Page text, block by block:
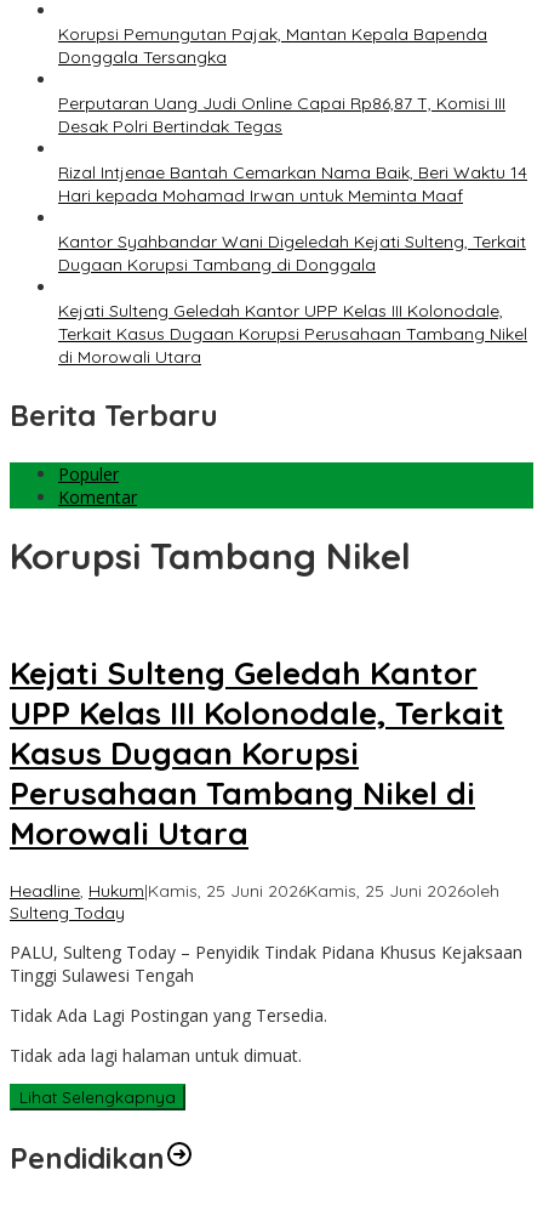
Korupsi Pemungutan Pajak, Mantan Kepala Bapenda
Donggala Tersangka
Perputaran Uang Judi Online Capai Rp86,87 T, Komisi III
Desak Polri Bertindak Tegas
Rizal Intjenae Bantah Cemarkan Nama Baik, Beri Waktu 14
Hari kepada Mohamad Irwan untuk Meminta Maaf
Kantor Syahbandar Wani Digeledah Kejati Sulteng, Terkait
Dugaan Korupsi Tambang di Donggala
Kejati Sulteng Geledah Kantor UPP Kelas III Kolonodale,
Terkait Kasus Dugaan Korupsi Perusahaan Tambang Nikel
di Morowali Utara
Berita Terbaru
Populer
Komentar
Korupsi Tambang Nikel
Kejati Sulteng Geledah Kantor
UPP Kelas III Kolonodale, Terkait
Kasus Dugaan Korupsi
Perusahaan Tambang Nikel di
Morowali Utara
Headline, Hukum|Kamis, 25 Juni 2026Kamis, 25 Juni 2026oleh
Sulteng Today
PALU, Sulteng Today – Penyidik Tindak Pidana Khusus Kejaksaan
Tinggi Sulawesi Tengah
Tidak Ada Lagi Postingan yang Tersedia.
Tidak ada lagi halaman untuk dimuat.
Lihat Selengkapnya
Pendidikan